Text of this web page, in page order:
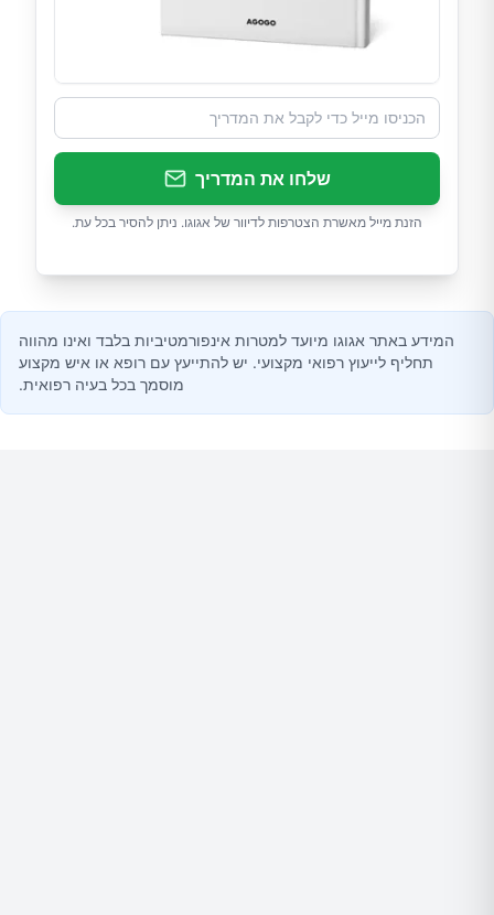
שלחו את המדריך
הזנת מייל מאשרת הצטרפות לדיוור של אגוגו. ניתן להסיר בכל עת.
המידע באתר אגוגו מיועד למטרות אינפורמטיביות בלבד ואינו מהווה
תחליף לייעוץ רפואי מקצועי. יש להתייעץ עם רופא או איש מקצוע
מוסמך בכל בעיה רפואית.